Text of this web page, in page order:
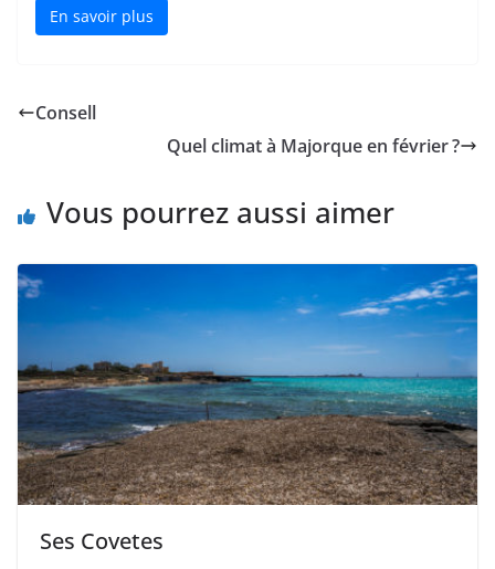
En savoir plus
Consell
Quel climat à Majorque en février ?
Vous pourrez aussi aimer
Ses Covetes